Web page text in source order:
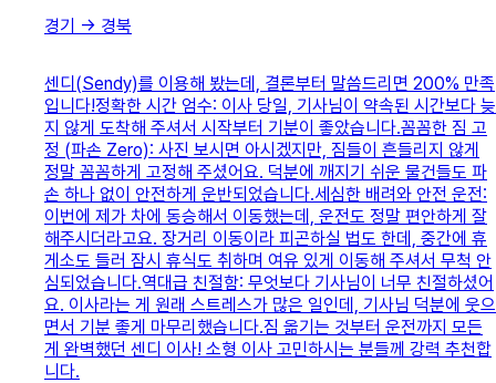
경기 → 경북
센디(Sendy)를 이용해 봤는데, 결론부터 말씀드리면 200% 만족
입니다! ​정확한 시간 엄수: 이사 당일, 기사님이 약속된 시간보다 늦
지 않게 도착해 주셔서 시작부터 기분이 좋았습니다. ​꼼꼼한 짐 고
정 (파손 Zero): 사진 보시면 아시겠지만, 짐들이 흔들리지 않게
정말 꼼꼼하게 고정해 주셨어요. 덕분에 깨지기 쉬운 물건들도 파
손 하나 없이 안전하게 운반되었습니다. ​세심한 배려와 안전 운전:
이번에 제가 차에 동승해서 이동했는데, 운전도 정말 편안하게 잘
해주시더라고요. 장거리 이동이라 피곤하실 법도 한데, 중간에 휴
게소도 들러 잠시 휴식도 취하며 여유 있게 이동해 주셔서 무척 안
심되었습니다. ​역대급 친절함: 무엇보다 기사님이 너무 친절하셨어
요. 이사라는 게 원래 스트레스가 많은 일인데, 기사님 덕분에 웃으
면서 기분 좋게 마무리했습니다. ​짐 옮기는 것부터 운전까지 모든
게 완벽했던 센디 이사! 소형 이사 고민하시는 분들께 강력 추천합
니다.